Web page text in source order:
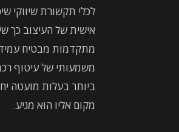
לכלי תקשורת שיווקי
אישית של העיצוב כך
מתקדמות מבטיח
משמעותי של עיטוף
ביותר בעלות מועטה
מקום אליו הוא מגיע.